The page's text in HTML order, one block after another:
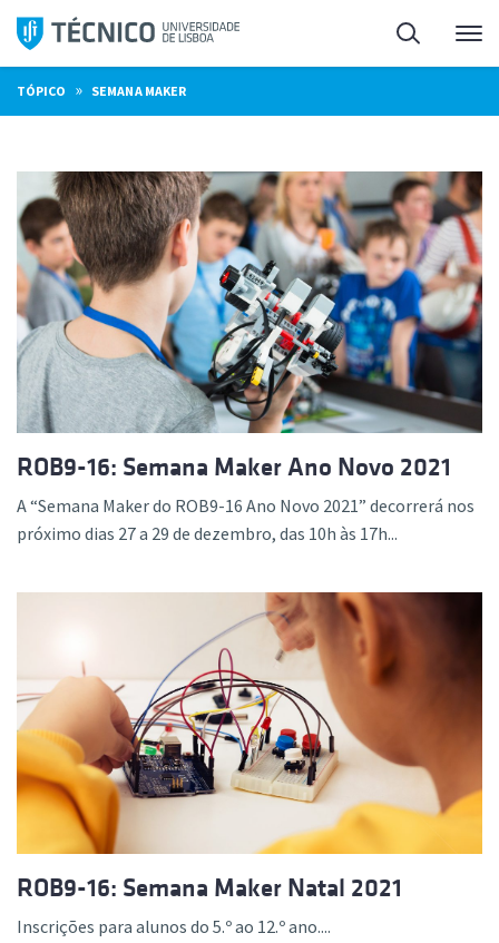
Saltar
para
o
conteúdo
Pesquisa
TÓPICO » SEMANA MAKER
ROB9-16: Semana Maker Ano Novo 2021
A “Semana Maker do ROB9-16 Ano Novo 2021” decorrerá nos
próximo dias 27 a 29 de dezembro, das 10h às 17h...
ROB9-16: Semana Maker Natal 2021
Inscrições para alunos do 5.º ao 12.º ano....